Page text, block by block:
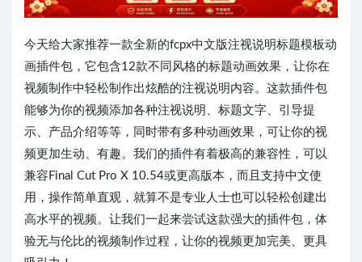
今天给大家推荐一款全新的fcpx中文版注视说明标题模板动
画插件包，它包含12款不同风格的标题动画效果，让你在
视频制作中轻松制作出炫酷的注视说明内容。这款插件包
能够为你的视频添加各种注视说明、标题文字、引导提
示、产品介绍等等，同时带有多种动画效果，可让你的视
频更加生动、有趣。我们的插件有着极高的兼容性，可以
兼容Final Cut Pro X 10.54或更高版本，而且支持中文使
用，操作简单直观，就算不是专业人士也可以轻松创建出
高水平的视频。让我们一起来尝试这款强大的插件包，体
验无与伦比的视频制作过程，让你的视频更加完美、更具